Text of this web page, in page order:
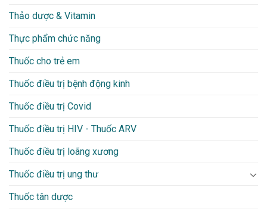
Thảo dược & Vitamin
Thực phẩm chức năng
Thuốc cho trẻ em
Thuốc điều trị bệnh động kinh
Thuốc điều trị Covid
Thuốc điều trị HIV - Thuốc ARV
Thuốc điều trị loãng xương
Thuốc điều trị ung thư
Thuốc tân dược